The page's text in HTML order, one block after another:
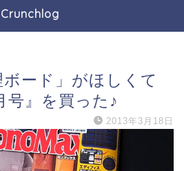
Crunchlog
ード」がほしくて
号』を買った♪
2013年3月18日